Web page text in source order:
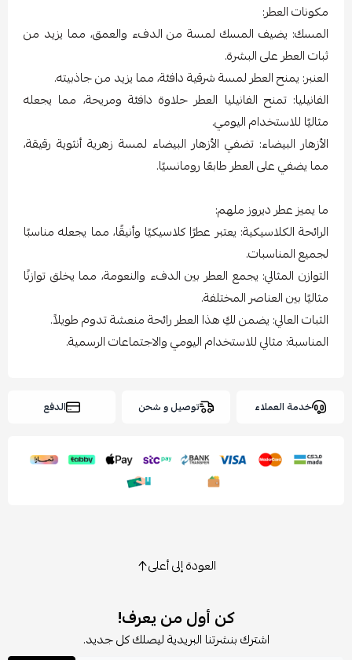
مكونات العطر:
المسك: يضيف المسك لمسة من الدفء والعمق، مما يزيد من
ثبات العطر على البشرة.
العنبر: يمنح العطر لمسة شرقية دافئة، مما يزيد من جاذبيته.
الفانيليا: تمنح الفانيليا العطر حلاوة دافئة ومريحة، مما يجعله
مثاليًا للاستخدام اليومي.
الأزهار البيضاء: تضفي الأزهار البيضاء لمسة زهرية أنثوية رقيقة،
مما يضفي على العطر طابعًا رومانسيًا.
ما يميز عطر ديروز ملهم:
الرائحة الكلاسيكية: يعتبر عطرًا كلاسيكيًا وأنيقًا، مما يجعله مناسبًا
لجميع المناسبات.
التوازن المثالي: يجمع العطر بين الدفء والنعومة، مما يخلق توازنًا
مثاليًا بين العناصر المختلفة.
الثبات العالي: يضمن لكِ هذا العطر رائحة منعشة تدوم طويلاً.
المناسبة: مثالي للاستخدام اليومي والاجتماعات الرسمية.
خدمة العملاء توصيل و شحن الدفع
العودة إلى أعلى
كن أول من يعرف!
اشترك بنشرتنا البريدية ليصلك كل جديد.